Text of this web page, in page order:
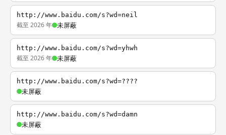
http://www.baidu.com/s?wd=neil
截至 2026 年 未屏蔽
http://www.baidu.com/s?wd=yhwh
截至 2026 年 未屏蔽
http://www.baidu.com/s?wd=????
未屏蔽
http://www.baidu.com/s?wd=damn
未屏蔽